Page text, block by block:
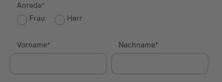
Anrede*
Frau
Herr
Vorname* Nachname*